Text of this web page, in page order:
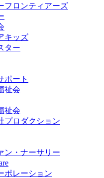
フロンティアーズ
キッズ
ター
ポート
祉会
祉会
プロダクション
ン・ナーサリー
ポレーション